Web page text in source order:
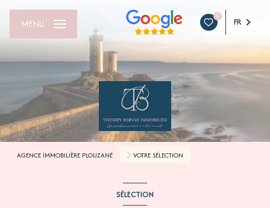
0
FR
MENU
AGENCE IMMOBILIÈRE PLOUZANÉ VOTRE SÉLECTION
SÉLECTION